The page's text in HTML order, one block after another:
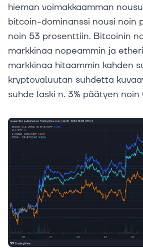
hieman voimakkaamman
bitcoin-dominanssi nousi noin
noin 53 prosenttiin. Bitcoinin
markkinaa nopeammin ja
markkinaa hitaammin kahden
kryptovaluutan suhdetta
suhde laski n. 3% päätyen